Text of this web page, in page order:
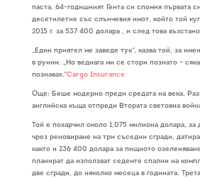
паста, 64-годишният Гента си спомня първата
десетилетие със слънчевия имот, който той
2015 г. за 537 400 долара , и след това
„Един приятел ме заведе тук“, казва той, за
в руини. „Но веднага ми се стори познато –
познавах.“Cargo Insurance
Още: Беше модерно преди средата на века.
английска къща отпреди Втората световна
Той е похарчил около 1,075 милиона долара, за
чрез реновиране на три съседни сгради,
както и 236 400 долара за пищното
планират да използват седемте спални на
две сгради, до няколко месеца в годината.